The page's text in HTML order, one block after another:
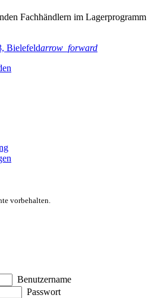
Fachhändlern im Lagerprogramm
Bielefeldarrow_forward
vorbehalten.
Benutzername
Passwort